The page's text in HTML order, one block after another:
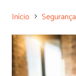
Início Segurança